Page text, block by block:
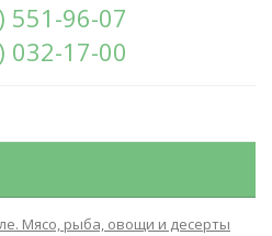
551-96-07
032-17-00
Мясо, рыба, овощи и десерты